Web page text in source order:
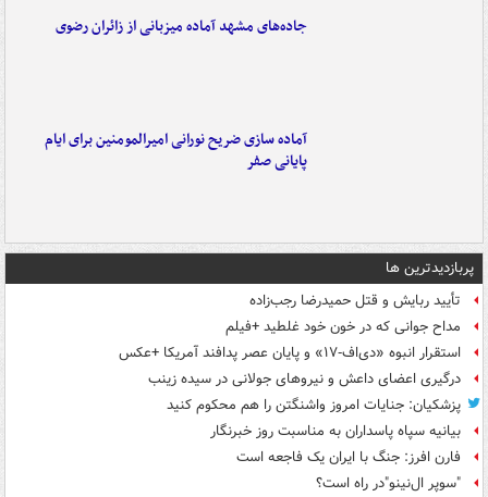
جاده‌های مشهد آماده میزبانی از زائران رضوی
آماده سازی ضریح نورانی امیرالمومنین برای ایام
پایانی صفر
پربازدیدترین ها
تأیید ربایش و قتل حمیدرضا رجب‌زاده
مداح جوانی که در خون خود غلطید +فیلم
استقرار انبوه «دی‌اف‑۱۷» و پایان عصر پدافند آمریکا +عکس
درگیری اعضای داعش و نیروهای جولانی در سیده زینب
پزشکیان: جنایات امروز واشنگتن را هم محکوم کنید
بیانیه سپاه پاسداران به مناسبت روز خبرنگار
فارن افرز: جنگ با ایران یک فاجعه است
"سوپر ال‌نینو"در راه است؟